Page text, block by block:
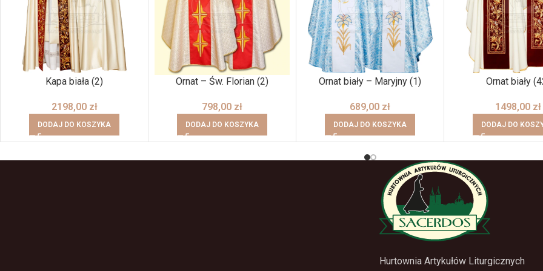
Kapa biała (2)
2198,00 zł
DODAJ DO KOSZYKA
Ornat – Św. Florian (2)
798,00 zł
DODAJ DO KOSZYKA
Ornat biały – Maryjny (1)
689,00 zł
DODAJ DO KOSZYKA
Ornat biały
1498,00 zł
DODAJ DO
Hurtownia Artykułów Liturgicznych